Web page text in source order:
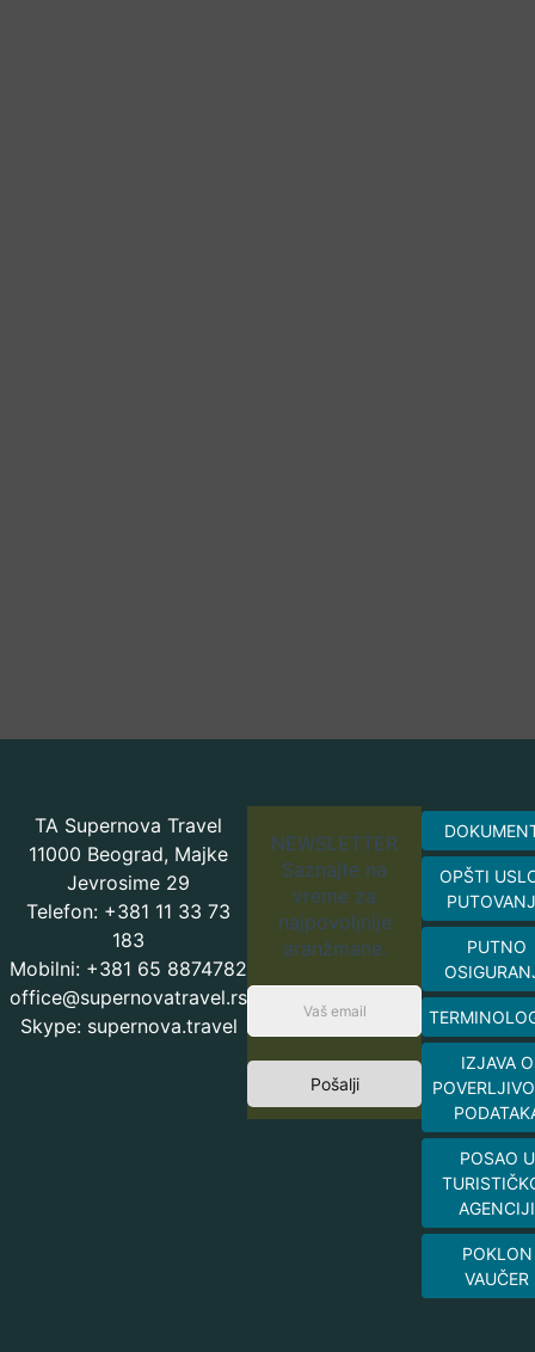
TA Supernova Travel
11000 Beograd, Majke
Jevrosime 29
Telefon: +381 11 33 73
183
Mobilni: +381 65 8874782
office@supernovatravel.rs
Skype: supernova.travel
NEWSLETTER
Saznajte na
vreme za
najpovoljnije
aranžmane.
Pošalji
OPŠTI
PUTNO
IZJAVA O
POSAO U
AGENCIJI
POKLON
VAUČER